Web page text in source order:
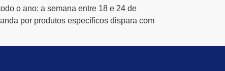
o ano: a semana entre 18 e 24 de
por produtos específicos dispara com